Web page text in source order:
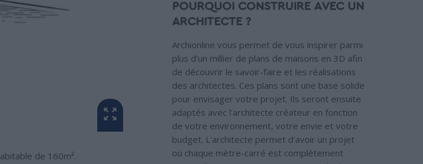
de 160m².
POURQUOI CONSTRUIRE AVEC UN
ARCHITECTE ?
Archionline vous permet de vous inspirer parmi
plus d'un millier de plans de maisons en 3D afin
de découvrir le savoir-faire et les réalisations
des architectes. Ces plans sont une base solide
pour envisager votre projet. Ils seront ensuite
adaptés avec l'architecte créateur en fonction
de votre environnement, votre envie et votre
budget. L'architecte permet d'avoir un projet
où chaque mètre-carré est complètement